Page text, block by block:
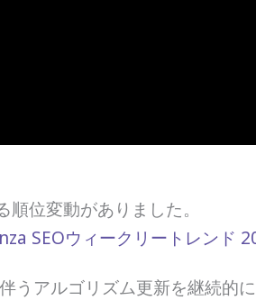
位変動がありました。
SEOウィークリートレンド
アルゴリズム更新を継続的に